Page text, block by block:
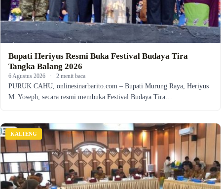
Bupati Heriyus Resmi Buka Festival Budaya Tira
Tangka Balang 2026
6 Agustus 2026 · 2 menit baca
PURUK CAHU, onlinesinarbarito.com – Bupati Murung Raya, Heriyus
M. Yoseph, secara resmi membuka Festival Budaya Tira…
KALTENG